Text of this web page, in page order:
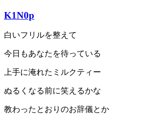
K1N0p
白いフリルを整えて
今日もあなたを待っている
上手に淹れたミルクティー
ぬるくなる前に笑えるかな
教わったとおりのお辞儀とか